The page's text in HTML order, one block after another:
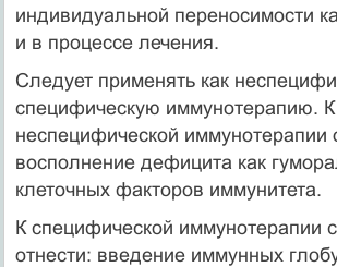
индивидуальной переносимости
и в процессе лечения.
Следует применять как
специфи­ческую иммунотерапию. К
неспецифической иммунотерапии
восполнение дефицита как
клеточ­ных факторов иммунитета.
К специфической иммунотерапии
отнести: введение иммунных